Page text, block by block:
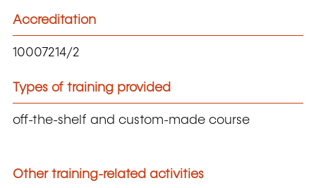
Accreditation
10007214/2
Types of training provided
off-the-shelf and custom-made course
Other training-related activities